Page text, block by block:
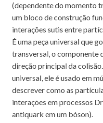
(dependente do momento
um bloco de construção
interações sutis entre
É uma peça universal que
transversal, o componente
direção principal da
universal, ele é usado em
descrever como as
interações em processos
antiquark em um bóson).